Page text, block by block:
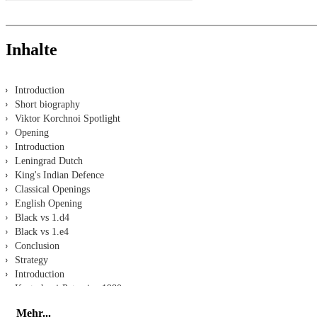
Inhalte
Introduction
Short biography
Viktor Korchnoi Spotlight
Opening
Introduction
Leningrad Dutch
King's Indian Defence
Classical Openings
English Opening
Black vs 1.d4
Black vs 1.e4
Conclusion
Strategy
Introduction
Kortschnoj-Petrosian 1980
Mehr...